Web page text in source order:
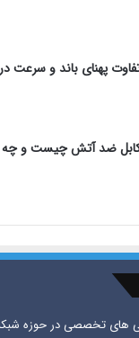
پهنای باند و سرعت
ضد آتش چیست و چه